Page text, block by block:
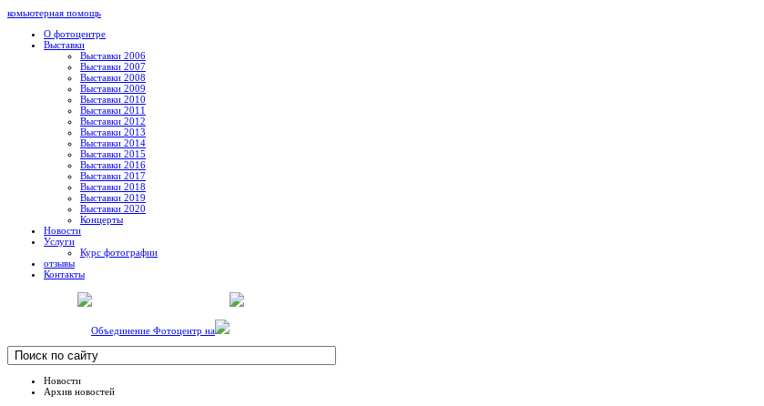
комьютерная помощь
О фотоцентре
Выставки
Выставки 2006
Выставки 2007
Выставки 2008
Выставки 2009
Выставки 2010
Выставки 2011
Выставки 2012
Выставки 2013
Выставки 2014
Выставки 2015
Выставки 2016
Выставки 2017
Выставки 2018
Выставки 2019
Выставки 2020
Концерты
Новости
Услуги
Курс фотографии
отзывы
Контакты
Объединение Фотоцентр на
Новости
Архив новостей